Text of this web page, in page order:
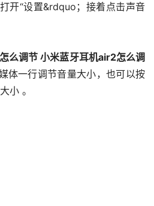
开“设置&rdquo；接着点击声音
么调节 小米蓝牙耳机air2怎么调
体一行调节音量大小，也可以按
小 。